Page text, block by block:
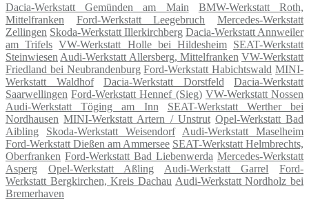
Dacia-Werkstatt Gemünden am Main
BMW-Werkstatt Roth,
Mittelfranken
Ford-Werkstatt Leegebruch
Mercedes-Werkstatt
Zellingen Skoda-Werkstatt Illerkirchberg Dacia-Werkstatt Annweiler
am Trifels VW-Werkstatt Holle bei Hildesheim SEAT-Werkstatt
Steinwiesen Audi-Werkstatt Allersberg, Mittelfranken VW-Werkstatt
Friedland bei Neubrandenburg Ford-Werkstatt Habichtswald MINI-
Werkstatt Waldhof
Dacia-Werkstatt Dorstfeld
Dacia-Werkstatt
Saarwellingen Ford-Werkstatt Hennef (Sieg) VW-Werkstatt Nossen
Audi-Werkstatt Töging am Inn
SEAT-Werkstatt Werther bei
Nordhausen MINI-Werkstatt Artern / Unstrut Opel-Werkstatt Bad
Aibling
Skoda-Werkstatt Weisendorf
Audi-Werkstatt Maselheim
Ford-Werkstatt Dießen am Ammersee SEAT-Werkstatt Helmbrechts,
Oberfranken Ford-Werkstatt Bad Liebenwerda Mercedes-Werkstatt
Asperg
Opel-Werkstatt Aßling Audi-Werkstatt Garrel
Ford-
Werkstatt Bergkirchen, Kreis Dachau Audi-Werkstatt Nordholz bei
Bremerhaven